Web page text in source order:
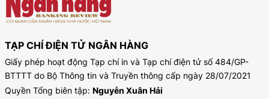
TẠP CHÍ ĐIỆN TỬ NGÂN HÀNG
Giấy phép hoạt động Tạp chí in và Tạp chí điện tử số 484/GP-
BTTTT do Bộ Thông tin và Truyền thông cấp ngày 28/07/2021
Quyền Tổng biên tập: Nguyễn Xuân Hải